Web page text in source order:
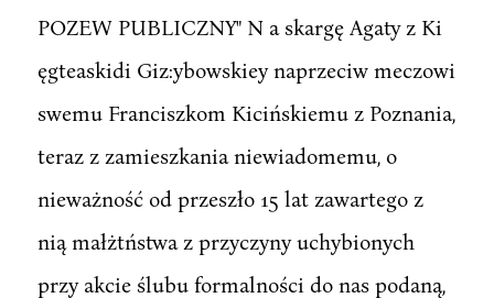
POZEW PUBLICZNY" N a skargę Agaty z Ki
ęgteaskidi Giz:ybowskiey naprzeciw meczowi
swemu Franciszkom Kicińskiemu z Poznania,
teraz z zamieszkania niewiadomemu, o
nieważność od przeszło 15 lat zawartego z
nią małżtństwa z przyczyny uchybionych
przy akcie ślubu formalności do nas podaną,